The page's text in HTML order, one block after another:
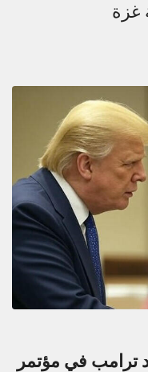
غزة
ترامب في مؤتمر